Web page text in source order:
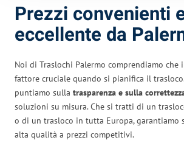
Prezzi convenienti
eccellente da
Noi di Traslochi Palermo comprendiamo che
fattore cruciale quando si pianifica il
puntiamo sulla trasparenza e sulla
soluzioni su misura. Che si tratti di un
o di un trasloco in tutta Europa, garantiamo
alta qualità a prezzi competitivi.